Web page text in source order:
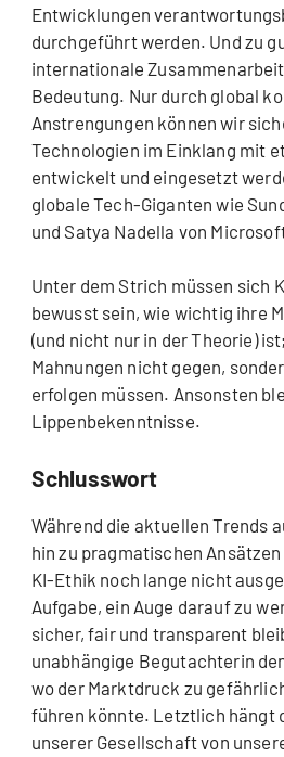
Entwicklungen
durchgeführt werden. Und zu
internationale
Bedeutung. Nur durch global
Anstrengungen können wir
Technologien im Einklang mit
entwickelt und eingesetzt
globale Tech-Giganten wie
und Satya Nadella von
Unter dem Strich müssen sich
bewusst sein, wie wichtig ihre
(und nicht nur in der Theorie)
Mahnungen nicht gegen,
erfolgen müssen. Ansonsten
Lippenbekenntnisse.
Schlusswort
Während die aktuellen Trends
hin zu pragmatischen
KI-Ethik noch lange nicht
Aufgabe, ein Auge darauf zu
sicher, fair und transparent
unabhängige Begutachterin
wo der Marktdruck zu
führen könnte. Letztlich hängt
unserer Gesellschaft von